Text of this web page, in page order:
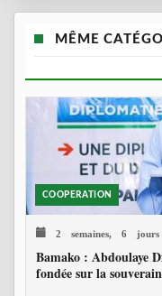
MÊME
COOPERATION
2 semaines, 6 jours
Bamako : Abdoulaye
fondée sur la